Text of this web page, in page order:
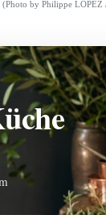
by Philippe LOPEZ